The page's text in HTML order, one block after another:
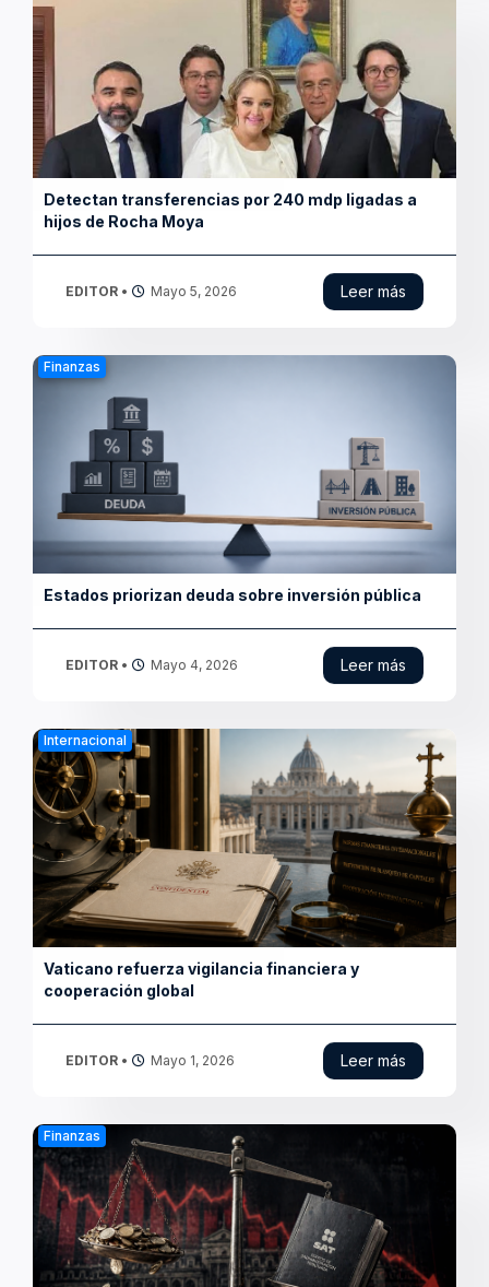
Estados priorizan deuda sobre inversión pública
EDITOR• Mayo 4, 2026 Leer más
Internacional
Vaticano refuerza vigilancia financiera y
cooperación global
EDITOR• Mayo 1, 2026 Leer más
Recaudación fiscal tropieza y enciende alerta
sobre crecimiento
EDITOR • Abril 30, 2026 Leer más
FGR indaga finanzas de Samuel García